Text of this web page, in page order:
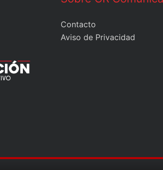
Contacto
Aviso de Privacidad